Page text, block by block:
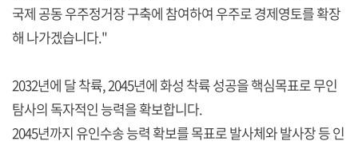
국제 공동 우주정거장 구축에 참여하여 우주로 경제영토를 확장
해 나가겠습니다."
2032년에 달 착륙, 2045년에 화성 착륙 성공을 핵심목표로 무인
탐사의 독자적인 능력을 확보합니다.
2045년까지 유인수송 능력 확보를 목표로 발사체와 발사장 등 인